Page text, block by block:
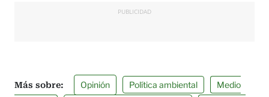
PUBLICIDAD
Opinión Política ambiental
Medio